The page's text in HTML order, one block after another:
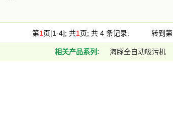
第1 页[1-4]; 共1 页; 共 4 条记录. 转到第
相关产品系列: 海豚全自动吸污机